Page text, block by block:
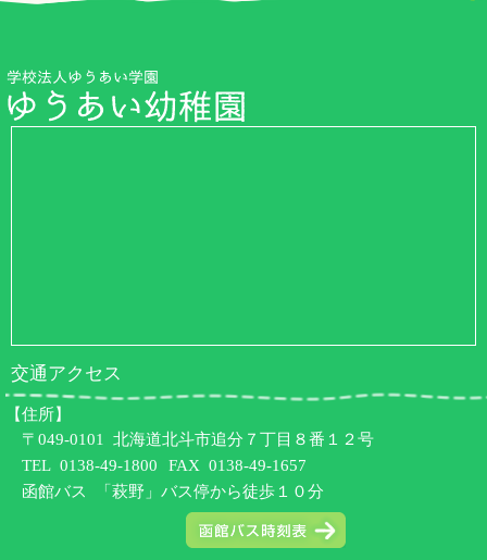
交通アクセス
【住所】
〒049-0101 北海道北斗市追分７丁目８番１２号
TEL 0138-49-1800
FAX 0138-49-1657
函館バス 「萩野」バス停から徒歩１０分